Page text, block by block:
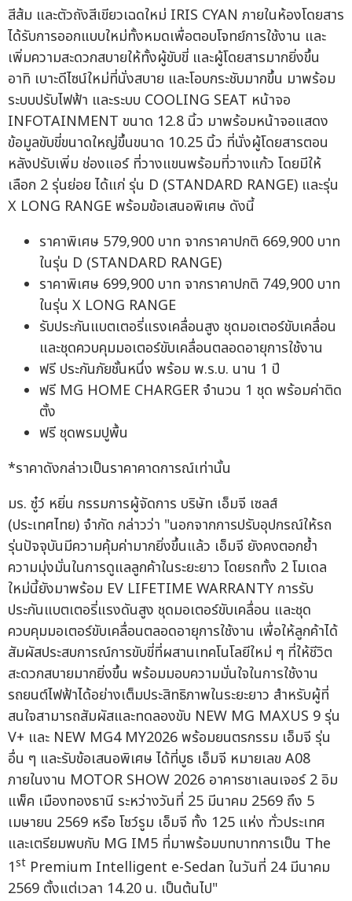
สีส้ม และตัวถังสีเขียวเฉดใหม่ IRIS CYAN ภายในห้องโดยสาร
ได้รับการออกแบบใหม่ทั้งหมดเพื่อตอบโจทย์การใช้งาน และ
เพิ่มความสะดวกสบายให้ทั้งผู้ขับขี่ และผู้โดยสารมากยิ่งขึ้น
อาทิ เบาะดีไซน์ใหม่ที่นั่งสบาย และโอบกระชับมากขึ้น มาพร้อม
ระบบปรับไฟฟ้า และระบบ COOLING SEAT หน้าจอ
INFOTAINMENT ขนาด 12.8 นิ้ว มาพร้อมหน้าจอแสดง
ข้อมูลขับขี่ขนาดใหญ่ขึ้นขนาด 10.25 นิ้ว ที่นั่งผู้โดยสารตอน
หลังปรับเพิ่ม ช่องแอร์ ที่วางแขนพร้อมที่วางแก้ว โดยมีให้
เลือก 2 รุ่นย่อย ได้แก่ รุ่น D (STANDARD RANGE) และรุ่น
X LONG RANGE พร้อมข้อเสนอพิเศษ ดังนี้
ราคาพิเศษ 579,900 บาท จากราคาปกติ 669,900 บาท
ในรุ่น D (STANDARD RANGE)
ราคาพิเศษ 699,900 บาท จากราคาปกติ 749,900 บาท
ในรุ่น X LONG RANGE
รับประกันแบตเตอรี่แรงเคลื่อนสูง ชุดมอเตอร์ขับเคลื่อน
และชุดควบคุมมอเตอร์ขับเคลื่อนตลอดอายุการใช้งาน
ฟรี ประกันภัยชั้นหนึ่ง พร้อม พ.ร.บ. นาน 1 ปี
ฟรี MG HOME CHARGER จำนวน 1 ชุด พร้อมค่าติด
ตั้ง
ฟรี ชุดพรมปูพื้น
*ราคาดังกล่าวเป็นราคาคาดการณ์เท่านั้น
มร. ซู๋ว์ หยิ่น กรรมการผู้จัดการ บริษัท เอ็มจี เซลส์
(ประเทศไทย) จำกัด กล่าวว่า "นอกจากการปรับอุปกรณ์ให้รถ
รุ่นปัจจุบันมีความคุ้มค่ามากยิ่งขึ้นแล้ว เอ็มจี ยังคงตอกย้ำ
ความมุ่งมั่นในการดูแลลูกค้าในระยะยาว โดยรถทั้ง 2 โมเดล
ใหม่นี้ยังมาพร้อม EV LIFETIME WARRANTY การรับ
ประกันแบตเตอรี่แรงดันสูง ชุดมอเตอร์ขับเคลื่อน และชุด
ควบคุมมอเตอร์ขับเคลื่อนตลอดอายุการใช้งาน เพื่อให้ลูกค้าได้
สัมผัสประสบการณ์การขับขี่ที่ผสานเทคโนโลยีใหม่ ๆ ที่ให้ชีวิต
สะดวกสบายมากยิ่งขึ้น พร้อมมอบความมั่นใจในการใช้งาน
รถยนต์ไฟฟ้าได้อย่างเต็มประสิทธิภาพในระยะยาว สำหรับผู้ที่
สนใจสามารถสัมผัสและทดลองขับ NEW MG MAXUS 9 รุ่น
V+ และ NEW MG4 MY2026 พร้อมยนตรกรรม เอ็มจี รุ่น
อื่น ๆ และรับข้อเสนอพิเศษ ได้ที่บูธ เอ็มจี หมายเลข A08
ภายในงาน MOTOR SHOW 2026 อาคารชาเลนเจอร์ 2 อิม
แพ็ค เมืองทองธานี ระหว่างวันที่ 25 มีนาคม 2569 ถึง 5
เมษายน 2569 หรือ โชว์รูม เอ็มจี ทั้ง 125 แห่ง ทั่วประเทศ
และเตรียมพบกับ MG IM5 ที่มาพร้อมบทบาทการเป็น The
1st Premium Intelligent e-Sedan ในวันที่ 24 มีนาคม
2569 ตั้งแต่เวลา 14.20 น. เป็นต้นไป"